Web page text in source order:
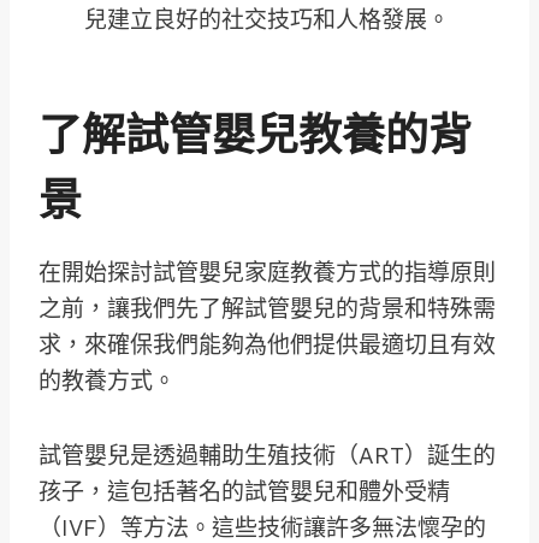
兒建立良好的社交技巧和人格發展。
了解試管嬰兒教養的背
景
在開始探討試管嬰兒家庭教養方式的指導原則
之前，讓我們先了解試管嬰兒的背景和特殊需
求，來確保我們能夠為他們提供最適切且有效
的教養方式。
試管嬰兒是透過輔助生殖技術（ART）誕生的
孩子，這包括著名的試管嬰兒和體外受精
（IVF）等方法。這些技術讓許多無法懷孕的